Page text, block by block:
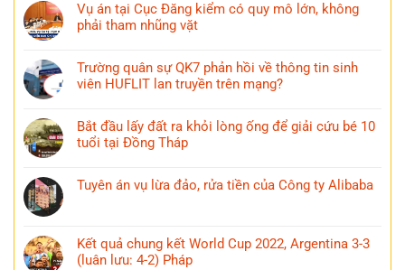
Vụ án tại Cục Đăng kiểm có quy mô lớn, không
phải tham nhũng vặt
Trường quân sự QK7 phản hồi về thông tin sinh
viên HUFLIT lan truyền trên mạng?
Bắt đầu lấy đất ra khỏi lòng ống để giải cứu bé 10
tuổi tại Đồng Tháp
Tuyên án vụ lừa đảo, rửa tiền của Công ty Alibaba
Kết quả chung kết World Cup 2022, Argentina 3-3
(luân lưu: 4-2) Pháp